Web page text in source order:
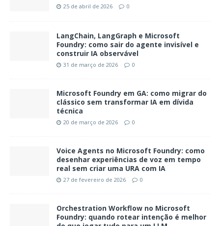
25 de abril de 2026 0
LangChain, LangGraph e Microsoft
Foundry: como sair do agente invisível e
construir IA observável
31 de março de 2026 0
Microsoft Foundry em GA: como migrar do
clássico sem transformar IA em dívida
técnica
20 de março de 2026 0
Voice Agents no Microsoft Foundry: como
desenhar experiências de voz em tempo
real sem criar uma URA com IA
27 de fevereiro de 2026 0
Orchestration Workflow no Microsoft
Foundry: quando rotear intenção é melhor